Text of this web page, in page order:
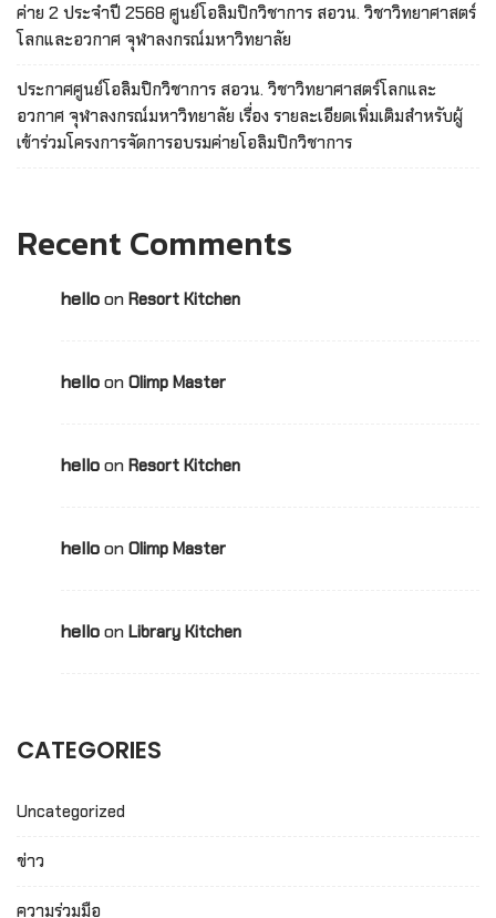
ค่าย 2 ประจำปี 2568 ศูนย์โอลิมปิกวิชาการ สอวน. วิชาวิทยาศาสตร์
โลกและอวกาศ จุฬาลงกรณ์มหาวิทยาลัย
ประกาศศูนย์โอลิมปิกวิชาการ สอวน. วิชาวิทยาศาสตร์โลกและ
อวกาศ จุฬาลงกรณ์มหาวิทยาลัย เรื่อง รายละเอียดเพิ่มเติมสำหรับผู้
เข้าร่วมโครงการจัดการอบรมค่ายโอลิมปิกวิชาการ
Recent Comments
helloon Resort Kitchen
helloon Olimp Master
helloon Resort Kitchen
helloon Olimp Master
helloon Library Kitchen
CATEGORIES
Uncategorized
ข่าว
ความร่วมมือ